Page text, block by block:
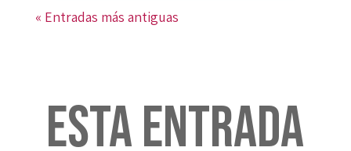
« Entradas más antiguas
Esta entrada